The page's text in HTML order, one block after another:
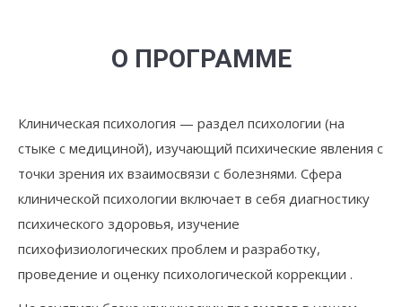
О ПРОГРАММЕ
Клиническая психология — раздел психологии (на
стыке с медициной), изучающий психические явления с
точки зрения их взаимосвязи с болезнями. Сфера
клинической психологии включает в себя диагностику
психического здоровья, изучение
психофизиологических проблем и разработку,
проведение и оценку психологической коррекции .